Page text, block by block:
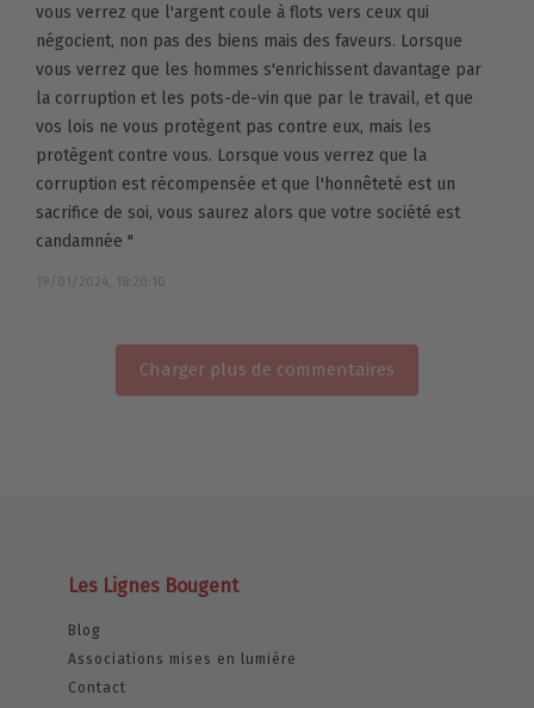
vous verrez que l'argent coule à flots vers ceux qui
négocient, non pas des biens mais des faveurs. Lorsque
vous verrez que les hommes s'enrichissent davantage par
la corruption et les pots-de-vin que par le travail, et que
vos lois ne vous protègent pas contre eux, mais les
protègent contre vous. Lorsque vous verrez que la
corruption est récompensée et que l'honnêteté est un
sacrifice de soi, vous saurez alors que votre société est
candamnée "
19/01/2024, 18:20:10
Charger plus de commentaires
Les Lignes Bougent
Blog
Associations mises en lumière
Contact